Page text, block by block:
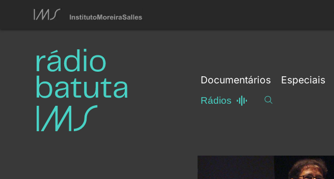
Documentários Especiais
Rádios